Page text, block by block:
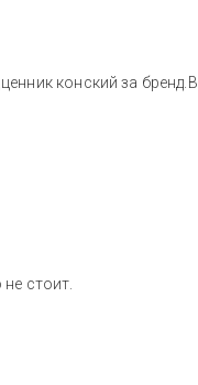
конский за бренд.В
стоит.